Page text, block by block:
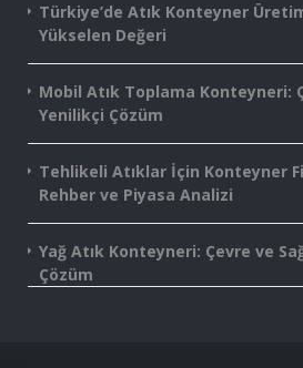
Türkiye’de Atık Konteyner
Yükselen Değeri
Mobil Atık Toplama Konteyneri:
Yenilikçi Çözüm
Tehlikeli Atıklar İçin Konteyner
Rehber ve Piyasa Analizi
Yağ Atık Konteyneri: Çevre ve
Çözüm